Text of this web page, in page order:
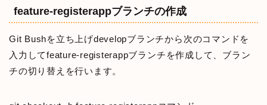
feature-registerappブランチの作成
Git Bushを立ち上げdevelopブランチから次のコマンドを
入力してfeature-registerappブランチを作成して、ブラン
チの切り替えを行います。